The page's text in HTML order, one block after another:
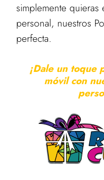
simplemente quieras
personal, nuestros
perfecta.
¡Dale un toque
móvil con